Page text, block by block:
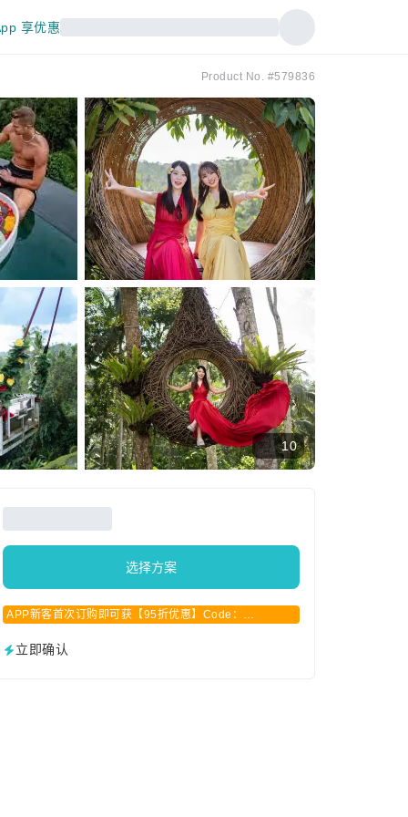
享优惠
Product No. #579836
10
选择方案
APP新客首次订购即可获【95折优惠】Code：
立即确认